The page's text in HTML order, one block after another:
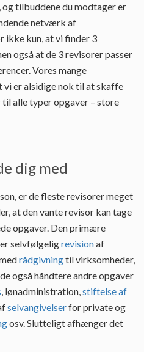
tilbuddene du modtager er
netværk af
ikke kun, at vi finder 3
også at de 3 revisorer passer
Vores mange
vi er alsidige nok til at skaffe
alle typer opgaver – store
dig med
er de fleste revisorer meget
at den vante revisor kan tage
opgaver. Den primære
selvfølgeligrevisionaf
rådgivningtil virksomheder,
også håndtere andre opgaver
, lønadministration,stiftelse af
selvangivelserfor private og
osv. Slutteligt afhænger det